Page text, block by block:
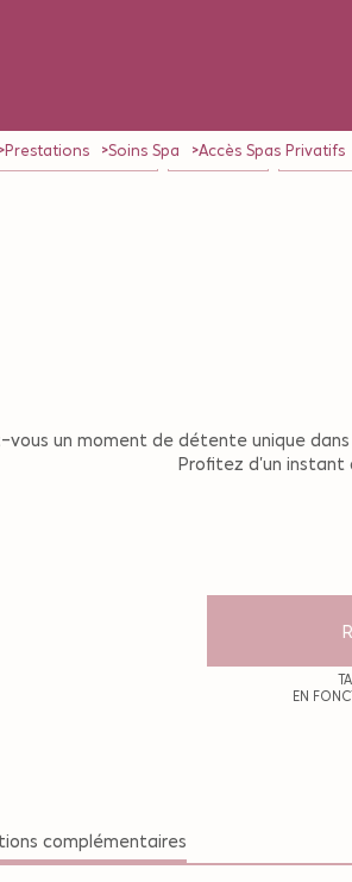
Prestations Soins Spa Accès Spas Privatifs
FORFAITS (5 Séances) AQUA SPORT
vous un moment de détente unique
Profitez d’un
EN
complémentaires